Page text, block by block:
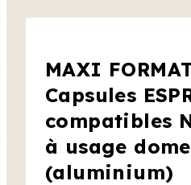
MAXI
Capsules
compatibles
à usage
(aluminium)